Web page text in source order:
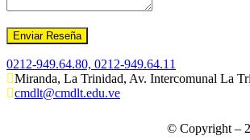
0212-949.64.80, 0212-949.64.11
Miranda, La Trinidad, Av. Intercomunal La
cmdlt@cmdlt.edu.ve
© Copyright –